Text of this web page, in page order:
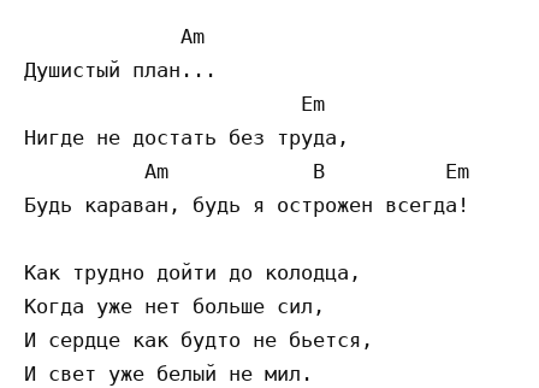
             Am
Душистый план...
                       Em
Нигде не достать без труда,
          Am            B          Em
Будь караван, будь я острожен всегда!
Как трудно дойти до колодца,
Когда уже нет больше сил,
И сердце как будто не бьется,
И свет уже белый не мил.